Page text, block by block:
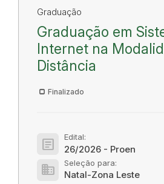
Graduação
Graduação em
Internet na
Distância
Finalizado
article Edital:
26/2026 - Proen
domain Seleção para:
Natal-Zona Leste